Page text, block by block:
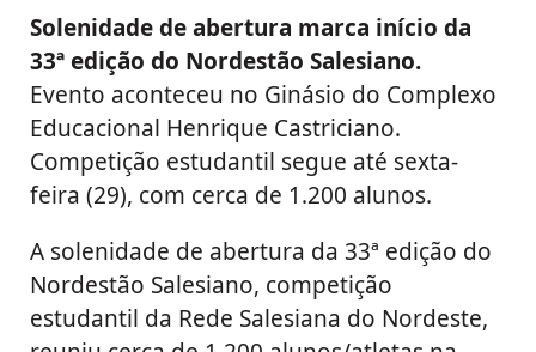
Solenidade de abertura marca início da
33ª edição do Nordestão Salesiano.
Evento aconteceu no Ginásio do Complexo
Educacional Henrique Castriciano.
Competição estudantil segue até sexta-
feira (29), com cerca de 1.200 alunos.
A solenidade de abertura da 33ª edição do
Nordestão Salesiano, competição
estudantil da Rede Salesiana do Nordeste,